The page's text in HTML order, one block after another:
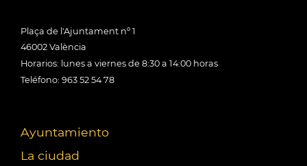
Plaça de l'Ajuntament nº 1
46002 València
Horarios: lunes a viernes de 8:30 a 14:00 horas
Teléfono: 963 52 54 78
Ayuntamiento
La ciudad